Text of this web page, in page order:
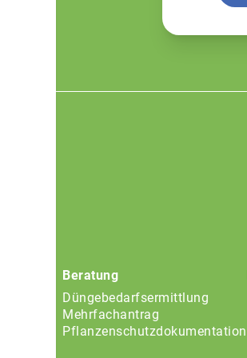
Beratung
Düngebedarfsermittlung
Mehrfachantrag
Pflanzenschutzdokumentation